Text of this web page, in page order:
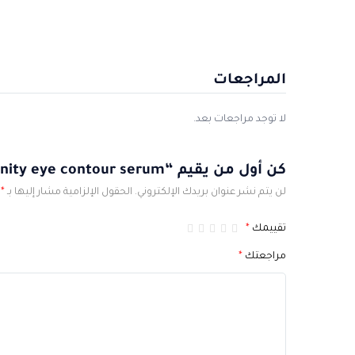
المراجعات
لا توجد مراجعات بعد.
كن أول من يقيم “Infinity eye contour serum”
لن يتم نشر عنوان بريدك الإلكتروني. الحقول الإلزامية مشار إليها بـ *
تقييمك *
مراجعتك *